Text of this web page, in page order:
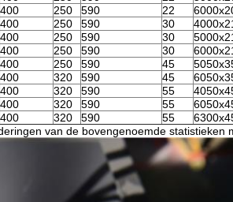
400 250 590 22
400 250 590 30
400 250 590 30
400 250 590 30
400 250 590 45
400 320 590 45
400 320 590 55
400 320 590 55
400 320 590 55
van de bovengenoemde statistieken